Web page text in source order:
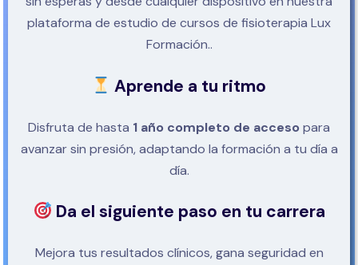
plataforma de estudio de cursos de fisioterapia Lux
Formación..
Aprende a tu ritmo
Disfruta de hasta 1 año completo de acceso para
avanzar sin presión, adaptando la formación a tu día a
día.
Da el siguiente paso en tu carrera
Mejora tus resultados clínicos, gana seguridad en